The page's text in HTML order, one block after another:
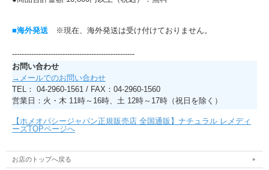
■海外発送 ※現在、海外発送は受け付けておりません。
---------------------------------------------------
お問い合わせ
→メールでのお問い合わせ
TEL： 04-2960-1561 / FAX：04-2960-1560
営業日：火・木 11時～16時、土 12時～17時（祝日を除く）
【ホメオパシージャパン正規販売店 全国通販】ナチュラル レメディ
ーズTOPページへ
お店のトップへ戻る